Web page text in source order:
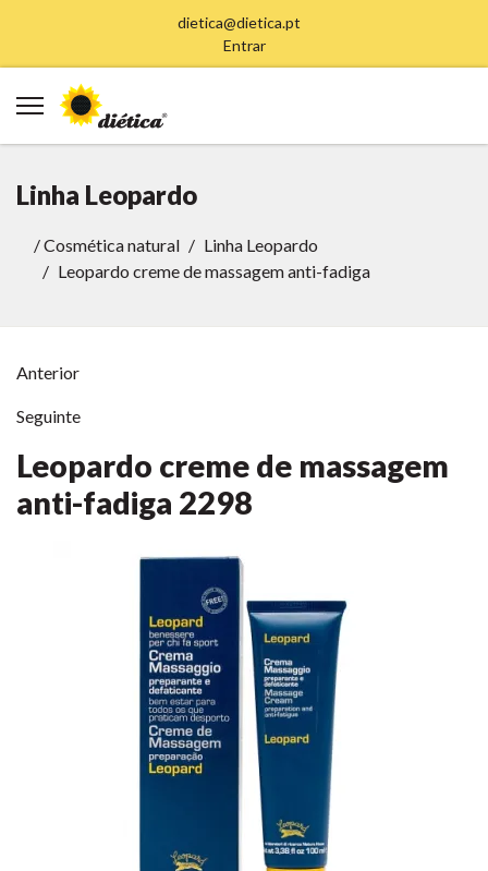
dietica@dietica.pt
Entrar
Linha Leopardo
/Cosmética natural
Linha Leopardo
Leopardo creme de massagem anti-fadiga
Anterior
Seguinte
Leopardo creme de massagem
anti-fadiga 2298